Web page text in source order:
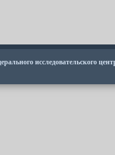
исследовательского